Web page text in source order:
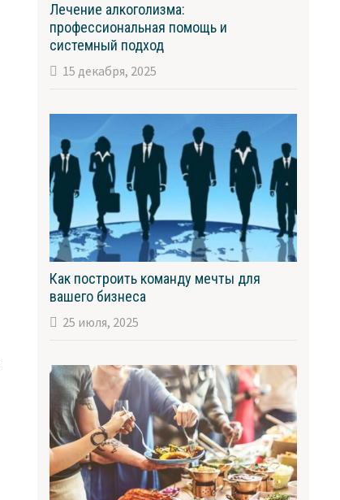
Лечение алкоголизма:
профессиональная помощь и
системный подход
15 декабря, 2025
Как построить команду мечты для
вашего бизнеса
25 июля, 2025